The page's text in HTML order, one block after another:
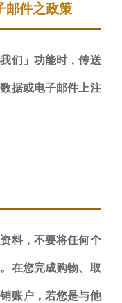
邮件之政策
们」功能时，传送
据或电子邮件上注
料，不要将任何个
在您完成购物、取
账户，若您是与他